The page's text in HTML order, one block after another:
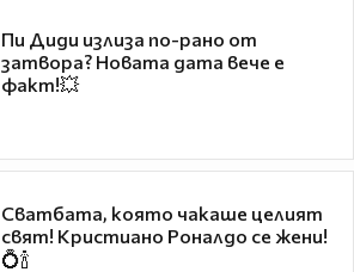
Пи Диди излиза по-рано от
затвора? Новата дата вече е
факт!💥
Сватбата, която чакаше целият
свят! Кристиано Роналдо се жени!
💍🍾